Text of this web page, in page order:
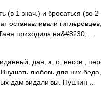
(в 1 знач.) и бросаться (во
останавливали
приходила на&#8230; …
дан, а, о; несов.,
Внушать любовь для них
дам видали вы. Пушкин …